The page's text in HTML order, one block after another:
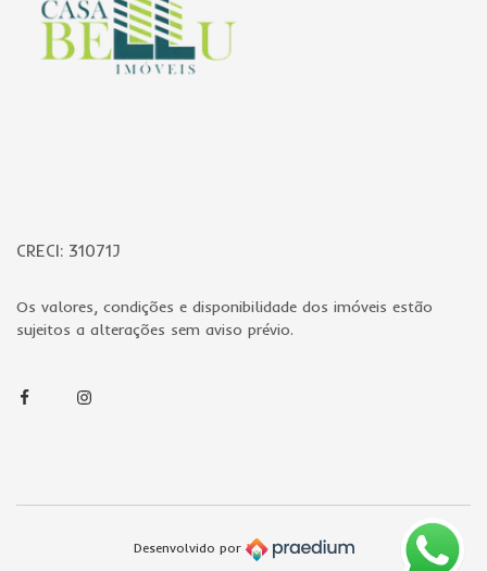
CRECI: 31071J
Os valores, condições e disponibilidade dos imóveis estão
sujeitos a alterações sem aviso prévio.
FacebookInstagram
Desenvolvido por